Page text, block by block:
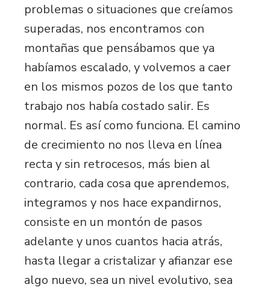
problemas o situaciones que creíamos
superadas, nos encontramos con
montañas que pensábamos que ya
habíamos escalado, y volvemos a caer
en los mismos pozos de los que tanto
trabajo nos había costado salir. Es
normal. Es así como funciona. El camino
de crecimiento no nos lleva en línea
recta y sin retrocesos, más bien al
contrario, cada cosa que aprendemos,
integramos y nos hace expandirnos,
consiste en un montón de pasos
adelante y unos cuantos hacia atrás,
hasta llegar a cristalizar y afianzar ese
algo nuevo, sea un nivel evolutivo, sea